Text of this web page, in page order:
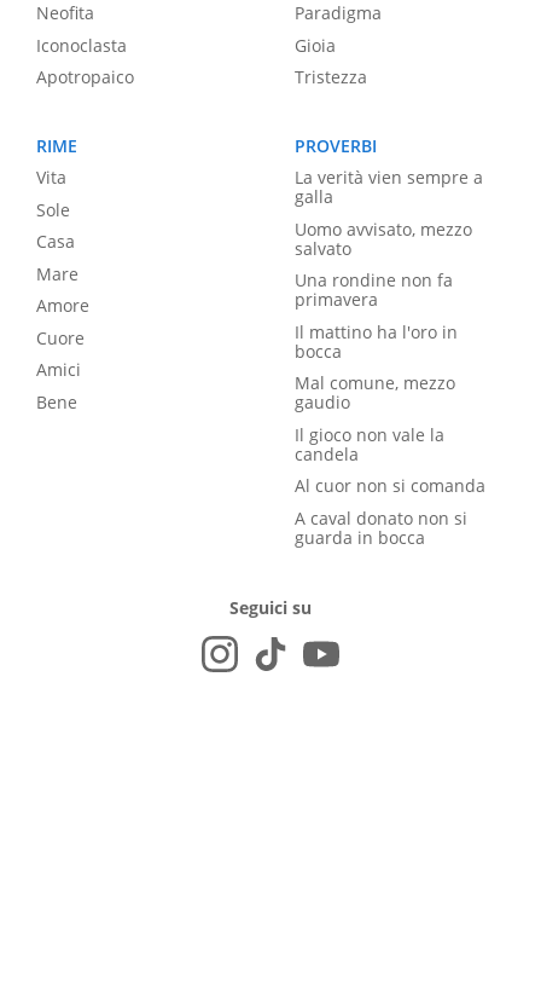
Neofita
Iconoclasta
Apotropaico
Paradigma
Gioia
Tristezza
RIME
Vita
Sole
Casa
Mare
Amore
Cuore
Amici
Bene
PROVERBI
La verità vien sempre a
galla
Uomo avvisato, mezzo
salvato
Una rondine non fa
primavera
Il mattino ha l'oro in
bocca
Mal comune, mezzo
gaudio
Il gioco non vale la
candela
Al cuor non si comanda
A caval donato non si
guarda in bocca
Seguici su